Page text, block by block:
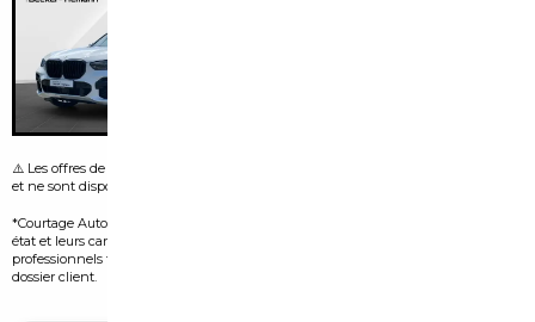
⚠️ Les offres de leasing visibles sur certaines images sont fournies par le vendeur
et ne sont disponibles que dans le pays d’origine de l’annonce.
*Courtage Auto n’est pas vendeur des véhicules présentés. Leur disponibilité, leur
état et leurs caractéristiques dépendent exclusivement des vendeurs
professionnels tiers et doivent être confirmés auprès d’eux lors de l’ouverture du
dossier client.